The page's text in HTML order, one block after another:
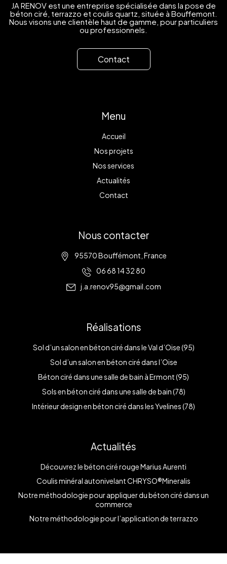
JA RENOV est une entreprise spécialisée dans la pose de
béton ciré, terrazzo et coulis quartz, située à Bouffemont.
Nous visons une clientèle haut de gamme, pour particuliers
ou professionnels.
Contact
Menu
Accueil
Nos projets
Nos services
Actualités
Contact
Réalisations
Sol d’un salon en béton ciré dans le Val d’Oise (95)
Sol d’un salon en béton ciré dans l’Oise
Béton ciré dans une salle de bain à Ermont (95)
Sols en béton ciré dans une salle de bain (78)
Intérieur design en béton ciré dans les Yvelines (78)
Actualités
Découvrez le béton ciré rouge Marius Aurenti
Coulis minéral autonivelant CHRYSO®Mineralis
Notre méthodologie pour appliquer du béton ciré dans un
commerce
Notre méthodologie pour l’application de terrazzo
Nous contacter
95570 Bouffémont, France
06 68 14 32 80
j.a.renov95@gmail.com